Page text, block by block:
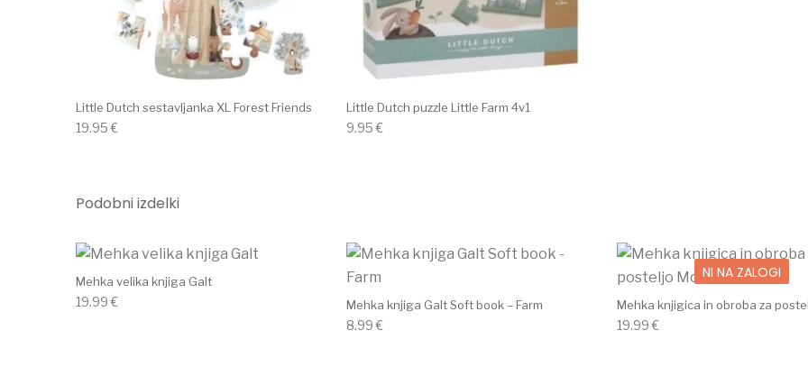
Little Dutch sestavljanka XL Forest Friends
19.95€
Little Dutch puzzle Little Farm 4v1
9.95€
Podobni izdelki
Mehka velika knjiga Galt
19.99€ Mehka knjiga Galt Soft book – Farm
8.99€
NI NA ZALOGI
Mehka knjigica in obroba za
19.99€